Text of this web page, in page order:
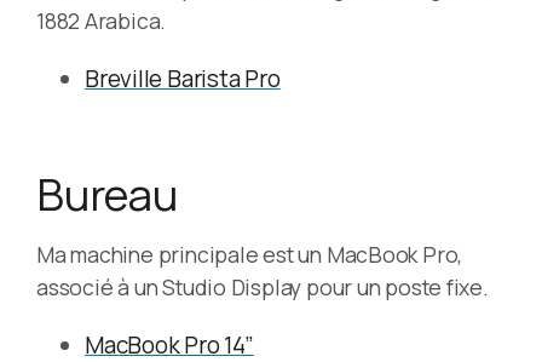
1882 Arabica.
Breville Barista Pro
Bureau
Ma machine principale est un MacBook Pro,
associé à un Studio Display pour un poste fixe.
MacBook Pro 14”